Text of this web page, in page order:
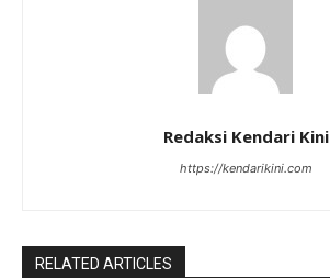
Redaksi Kendari Kini
https://kendarikini.com
RELATED ARTICLES